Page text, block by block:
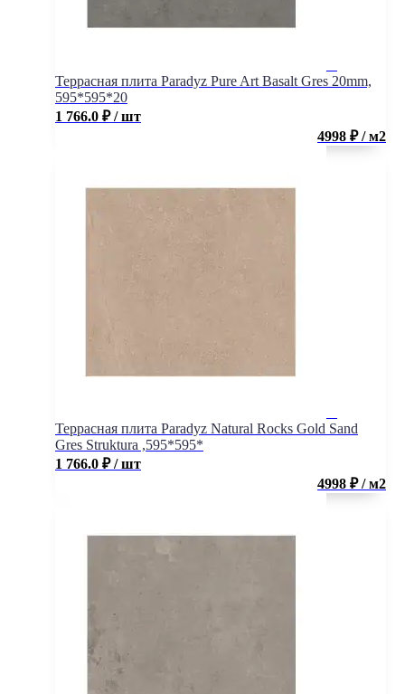
Террасная плита Paradyz Pure Art Basalt Gres 20mm,
595*595*20
1 766.0 ₽ / шт
4998 ₽ / м2
Террасная плита Paradyz Natural Rocks Gold Sand
Gres Struktura ,595*595*
1 766.0 ₽ / шт
4998 ₽ / м2